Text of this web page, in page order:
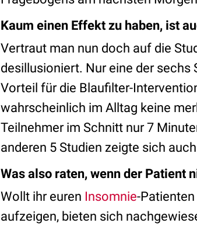
Kaum einen Effekt zu haben, ist
Vertraut man nun doch auf die
desillusioniert. Nur eine der
Vorteil für die Blaufilter-
wahrscheinlich im Alltag keine
Teilnehmer im Schnitt nur 7
anderen 5 Studien zeigte sich
Was also raten, wenn der Patient
Wollt ihr euren Insomnie-
aufzeigen, bieten sich